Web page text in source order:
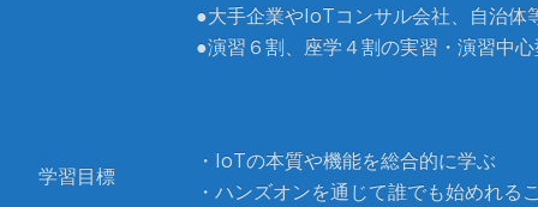
●大手企業やIoTコンサル会社、自治体
●演習６割、座学４割の実習・演習中
学習目標
・IoTの本質や機能を総合的に学ぶ
・ハンズオンを通じて誰でも始めれる